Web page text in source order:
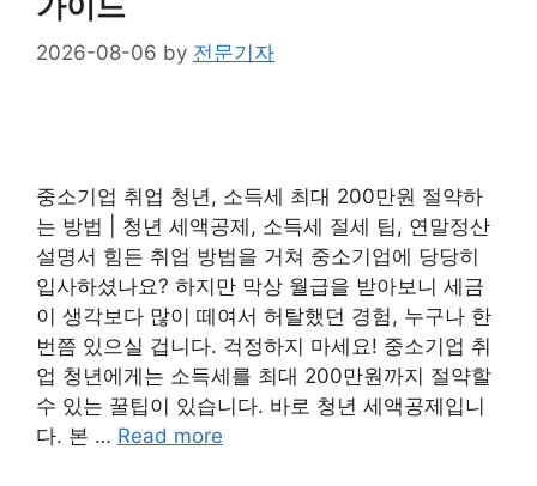
2026-08-06 by 전문기자
중소기업 취업 청년, 소득세 최대 200만원 절약하
는 방법 | 청년 세액공제, 소득세 절세 팁, 연말정산
설명서 힘든 취업 방법을 거쳐 중소기업에 당당히
입사하셨나요? 하지만 막상 월급을 받아보니 세금
이 생각보다 많이 떼여서 허탈했던 경험, 누구나 한
번쯤 있으실 겁니다. 걱정하지 마세요! 중소기업 취
업 청년에게는 소득세를 최대 200만원까지 절약할
수 있는 꿀팁이 있습니다. 바로 청년 세액공제입니
다. 본 … Read more